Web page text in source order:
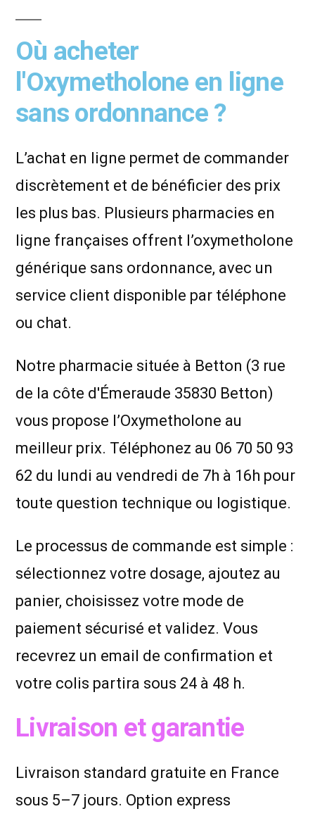
Où acheter
l'Oxymetholone en ligne
sans ordonnance ?
L’achat en ligne permet de commander
discrètement et de bénéficier des prix
les plus bas. Plusieurs pharmacies en
ligne françaises offrent l’oxymetholone
générique sans ordonnance, avec un
service client disponible par téléphone
ou chat.
Notre pharmacie située à Betton (3 rue
de la côte d'Émeraude 35830 Betton)
vous propose l’Oxymetholone au
meilleur prix. Téléphonez au 06 70 50 93
62 du lundi au vendredi de 7h à 16h pour
toute question technique ou logistique.
Le processus de commande est simple :
sélectionnez votre dosage, ajoutez au
panier, choisissez votre mode de
paiement sécurisé et validez. Vous
recevrez un email de confirmation et
votre colis partira sous 24 à 48 h.
Livraison et garantie
Livraison standard gratuite en France
sous 5–7 jours. Option express